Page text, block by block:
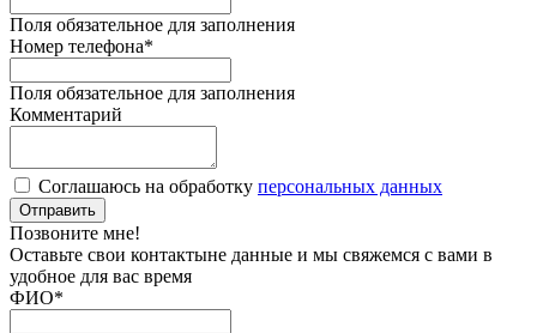
Поля обязательное для заполнения
Номер телефона*
Поля обязательное для заполнения
Комментарий
Соглашаюсь на обработку персональных данных
Отправить
Позвоните мне!
Оставьте свои контактыне данные и мы свяжемся с вами в
удобное для вас время
ФИО*